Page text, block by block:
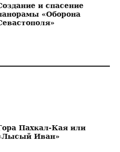
и спасение
«Оборона
Пахкал-Кая или
Иван»